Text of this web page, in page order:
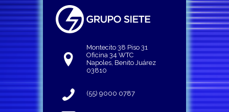
Montecito 38 Piso 31
Oficina 34 WTC
Napoles, Benito Juárez
03810
(55) 9000 0787